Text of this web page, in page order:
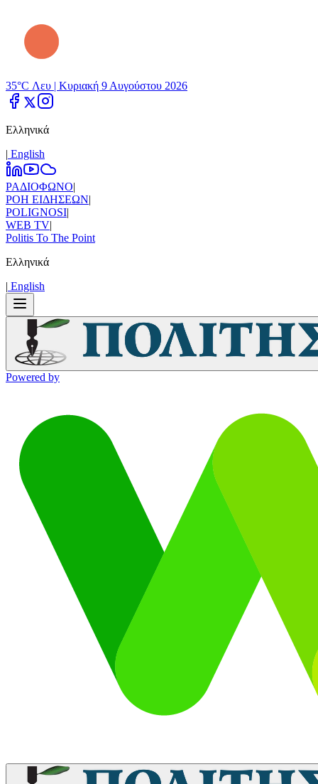
35°C Λευ | Κυριακή 9 Αυγούστου 2026
Ελληνικά
| Εnglish
ΡΑΔΙΟΦΩΝΟ|
ΡΟΗ ΕΙΔΗΣΕΩΝ|
POLIGNOSI|
WEB TV|
Politis To The Point
Ελληνικά
| Εnglish
Powered by